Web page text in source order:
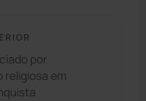
por
religiosa em